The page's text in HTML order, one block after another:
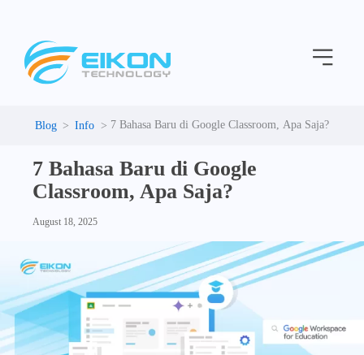
content
Menu
Info 7 Bahasa Baru di Google Classroom, Apa Saja?
7 Bahasa Baru di Google
Classroom, Apa Saja?
August 18, 2025
e
g
i